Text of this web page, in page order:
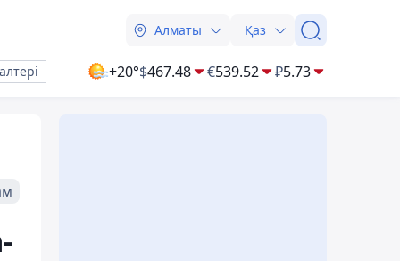
Алматы Қаз
+20°$467.48 €539.52 ₽5.73